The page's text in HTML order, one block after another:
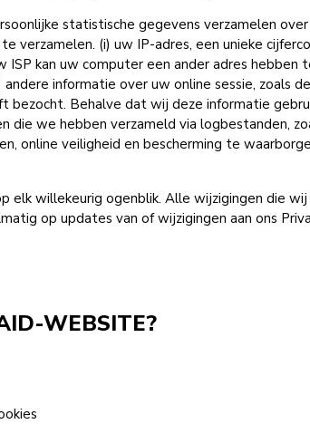
statistische gegevens verzamelen
verzamelen. (i) uw IP-adres, een unieke
kan uw computer een ander adres hebben
informatie over uw online sessie, zoals
Behalve dat wij deze informatie
die we hebben verzameld via logbestanden,
online veiligheid en bescherming te
willekeurig ogenblik. Alle wijzigingen die wij
op updates van of wijzigingen aan ons
WEBSITE?